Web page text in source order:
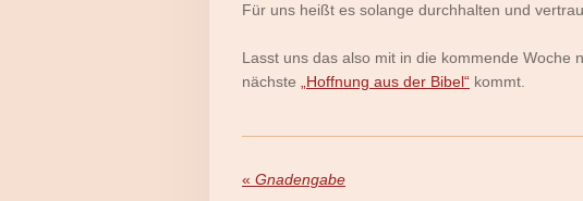
Für uns heißt es solange durchhalten und
Lasst uns das also mit in die kommende Woche
nächste „Hoffnung aus der Bibel“ kommt.
« Gnadengabe